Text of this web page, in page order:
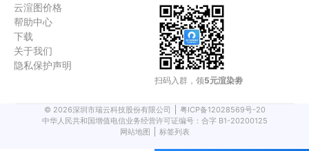
云渲图价格
帮助中心
下载
关于我们
隐私保护声明
扫码入群，领5元渲染劵
© 2026深圳市瑞云科技股份有限公司
粤ICP备12028569号-20
中华人民共和国增值电信业务经营许可证编号：合字 B1-20200125
网站地图
标签列表